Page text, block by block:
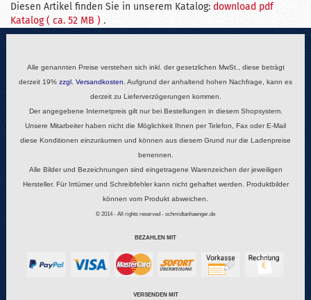
Diesen Artikel finden Sie in unserem Katalog: download pdf
Katalog ( ca. 52 MB ) .
Alle genannten Preise verstehen sich inkl. der gesetzlichen MwSt., diese beträgt
derzeit 19% zzgl. Versandkosten. Aufgrund der anhaltend hohen Nachfrage, kann es
derzeit zu Lieferverzögerungen kommen.
Der angegebene Internetpreis gilt nur bei Bestellungen in diesem Shopsystem.
Unsere Mitarbeiter haben nicht die Möglichkeit Ihnen per Telefon, Fax oder E-Mail
diese Konditionen einzuräumen und können aus diesem Grund nur die Ladenpreise
benennen.
Alle Bilder und Bezeichnungen sind eingetragene Warenzeichen der jeweiligen
Hersteller. Für Irrtümer und Schreibfehler kann nicht gehaftet werden. Produktbilder
können vom Produkt abweichen.
© 2014 - All rights reserved - schmidtanhaenger.de
BEZAHLEN MIT
VERSENDEN MIT